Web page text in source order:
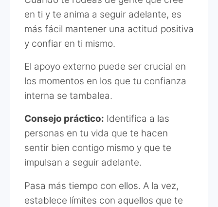
en ti y te anima a seguir adelante, es
más fácil mantener una actitud positiva
y confiar en ti mismo.
El apoyo externo puede ser crucial en
los momentos en los que tu confianza
interna se tambalea.
Consejo práctico: Identifica a las
personas en tu vida que te hacen
sentir bien contigo mismo y que te
impulsan a seguir adelante.
Pasa más tiempo con ellos. A la vez,
establece límites con aquellos que te